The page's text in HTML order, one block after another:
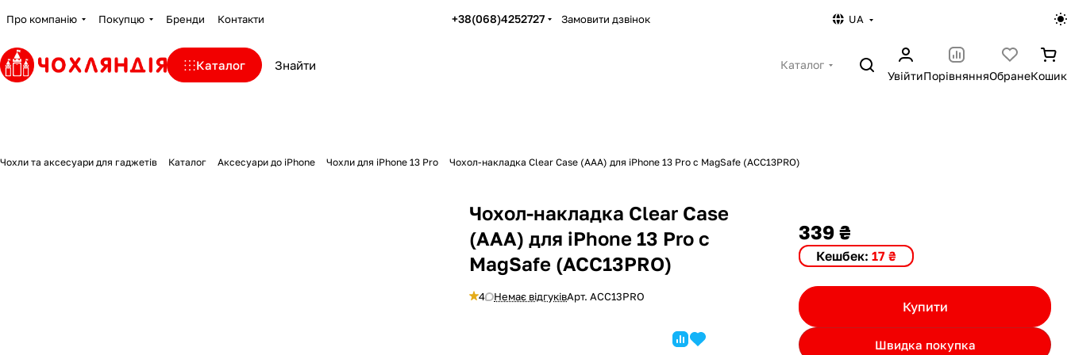
Про компанію Покупцю Бренди Контакти +38(068)4252727 Замовити дзвінок UA
Каталог
Каталог
УвійтиПорівнянняОбранеКошик
Чохли та аксесуари для гаджетів Каталог Аксесуари до iPhone Чохли для iPhone 13 Pro Чохол-накладка Clear Case (AAA) для iPhone 13 Pro с MagSafe (ACC13PRO)
Чохол-накладка Clear Case
(AAA) для iPhone 13 Pro с
MagSafe (ACC13PRO)
4 Немає відгуківАрт.ACC13PRO
339 ₴
Кешбек: 17 ₴
Купити
Швидка покупка